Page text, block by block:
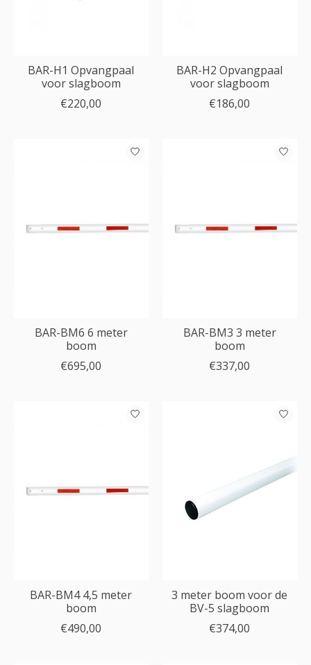
BAR-H1 Opvangpaal
voor slagboom
€220,00
BAR-H2 Opvangpaal
voor slagboom
€186,00
BAR-BM6 6 meter
boom
€695,00
BAR-BM3 3 meter
boom
€337,00
BAR-BM4 4,5 meter
boom
€490,00
3 meter boom voor de
BV-5 slagboom
€374,00